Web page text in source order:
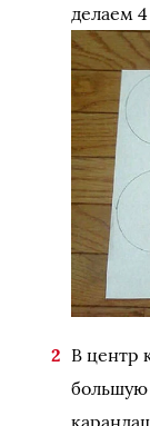
делаем
В центр